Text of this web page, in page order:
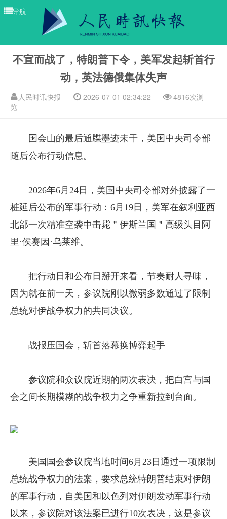
导航
不宣而战了，特朗普下令，美军发起斩首行
动，英法德俄集体失声
人民时讯快报 2026-07-01 02:34:22
4816次浏
览
国会山的最后通牒墨迹未干，美国中央司令部
随后公布行动信息。
2026年6月24日，美国中央司令部对外披露了一
桩延后公布的军事行动：6月19日，美军在叙利亚西
北部一次精准空袭中击毙＂伊斯兰国＂高级头目阿
里·侯赛因·乌莱维。
把行动日和公布日掰开来看，节奏耐人寻味，
因为就在前一天，参议院刚以微弱多数通过了限制
总统对伊战争权力的共同决议。
战报压国会，斩首落幕换博弈起手
参议院和众议院近期的两次表决，把白宫与国
会之间长期模糊的战争权力之争重新拉到台面。
美国国会参议院当地时间6月23日通过一项限制
总统战争权力的法案，要求总统特朗普结束对伊朗
的军事行动，自美国和以色列对伊朗发动军事行动
以来，参议院对该法案已进行10次表决，这是参议